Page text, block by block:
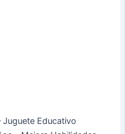
Juguete Educativo